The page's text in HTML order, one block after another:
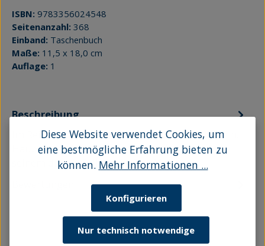
ISBN: 9783356024548
Seitenanzahl: 368
Einband: Taschenbuch
Maße: 11,5 x 18,0 cm
Auflage: 1
Beschreibung
Im Reich der FinsternisRügen kann die Hölle sein.
Hauptkommissar Karsten Schwinka versucht in
seinem dritten Fall ein als Se…Mehr
Diese Website verwendet Cookies, um
eine bestmögliche Erfahrung bieten zu
können. Mehr Informationen ...
Nur technisch notwendige
Konfigurieren